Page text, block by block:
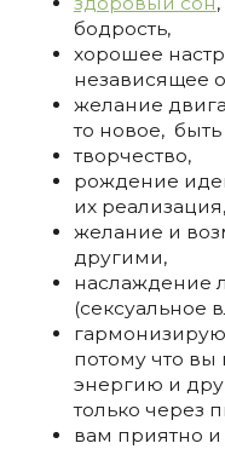
бодрость,
хорошее
независящее
желание
то новое,
творчество,
рождение
их реализация,
желание и
другими,
наслаждение
(сексуальное
потому что вы
энергию и
только через
вам приятно и